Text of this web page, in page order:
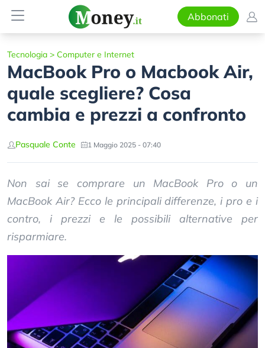
Abbonati
Tecnologia > Computer e Internet
MacBook Pro o Macbook Air,
quale scegliere? Cosa
cambia e prezzi a confronto
Pasquale Conte 1 Maggio 2025 - 07:40
Non sai se comprare un MacBook Pro o un
MacBook Air? Ecco le principali differenze, i pro e i
contro, i prezzi e le possibili alternative per
risparmiare.